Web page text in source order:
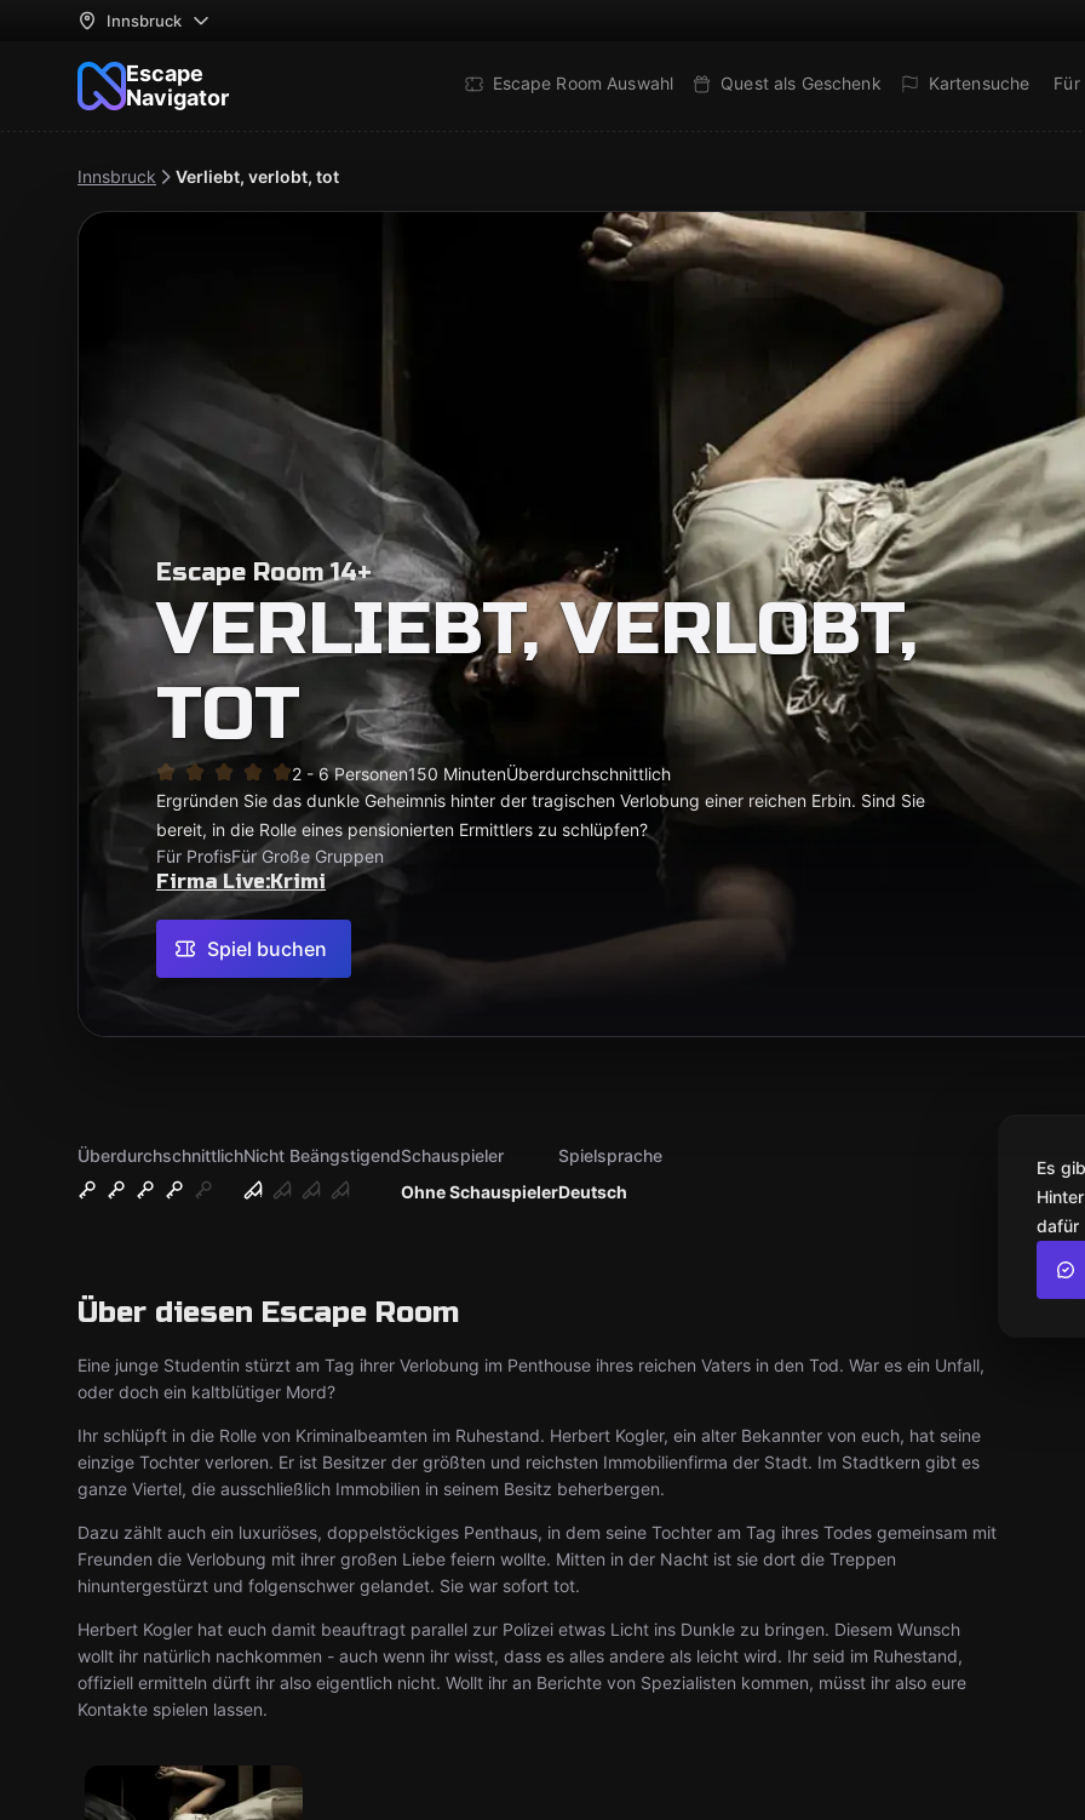
Innsbruck
Escape
Navigator
Escape Room Auswahl Quest als Geschenk Kartensuche Für
Innsbruck Verliebt, verlobt, tot
Escape Room 14+
VERLIEBT, VERLOBT,
TOT
2 - 6 Personen150 MinutenÜberdurchschnittlich
Ergründen Sie das dunkle Geheimnis hinter der tragischen Verlobung einer reichen Erbin. Sind Sie
bereit, in die Rolle eines pensionierten Ermittlers zu schlüpfen?
Für ProfisFür Große Gruppen
Firma Live:Krimi
Spiel buchen
ÜberdurchschnittlichNicht Beängstigend
Ohne Schauspieler
Schauspieler
Deutsch
Spielsprache
Über diesen Escape Room
Eine junge Studentin stürzt am Tag ihrer Verlobung im Penthouse ihres reichen Vaters in den Tod. War es ein Unfall,
oder doch ein kaltblütiger Mord?
Ihr schlüpft in die Rolle von Kriminalbeamten im Ruhestand. Herbert Kogler, ein alter Bekannter von euch, hat seine
einzige Tochter verloren. Er ist Besitzer der größten und reichsten Immobilienfirma der Stadt. Im Stadtkern gibt es
ganze Viertel, die ausschließlich Immobilien in seinem Besitz beherbergen.
Dazu zählt auch ein luxuriöses, doppelstöckiges Penthaus, in dem seine Tochter am Tag ihres Todes gemeinsam mit
Freunden die Verlobung mit ihrer großen Liebe feiern wollte. Mitten in der Nacht ist sie dort die Treppen
hinuntergestürzt und folgenschwer gelandet. Sie war sofort tot.
Herbert Kogler hat euch damit beauftragt parallel zur Polizei etwas Licht ins Dunkle zu bringen. Diesem Wunsch
wollt ihr natürlich nachkommen - auch wenn ihr wisst, dass es alles andere als leicht wird. Ihr seid im Ruhestand,
offiziell ermitteln dürft ihr also eigentlich nicht. Wollt ihr an Berichte von Spezialisten kommen, müsst ihr also eure
Kontakte spielen lassen.
Es
dafür